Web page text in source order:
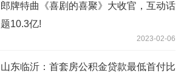
郎牌特曲《喜剧的喜聚》大收官，互动话
题10.3亿!
2023-02-06
山东临沂：首套房公积金贷款最低首付比